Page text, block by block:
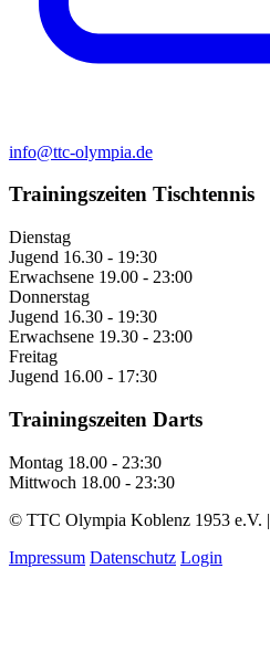
info@ttc-olympia.de
Trainingszeiten Tischtennis
Dienstag
Jugend 16.30 - 19:30
Erwachsene 19.00 - 23:00
Donnerstag
Jugend 16.30 - 19:30
Erwachsene 19.30 - 23:00
Freitag
Jugend 16.00 - 17:30
Trainingszeiten Darts
Montag 18.00 - 23:30
Mittwoch 18.00 - 23:30
© TTC Olympia Koblenz 1953 e.V.
Impressum Datenschutz Login